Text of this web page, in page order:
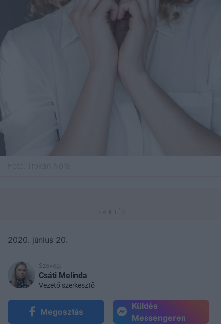
2020. június 20.
Szöveg:
Csáti Melinda
Vezető szerkesztő
Megosztás
Küldés
Messengeren